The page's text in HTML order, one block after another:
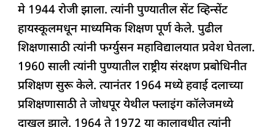
मे 1944 रोजी झाला. त्यांनी पुण्यातील सेंट व्हिन्सेंट
हायस्कूलमधून माध्यमिक शिक्षण पूर्ण केले. पुढील
शिक्षणासाठी त्यांनी फर्ग्युसन महाविद्यालयात प्रवेश घेतला.
1960 साली त्यांनी पुण्यातील राष्ट्रीय संरक्षण प्रबोधिनीत
प्रशिक्षण सुरू केले. त्यानंतर 1964 मध्ये हवाई दलाच्या
प्रशिक्षणासाठी ते जोधपूर येथील फ्लाइंग कॉलेजमध्ये